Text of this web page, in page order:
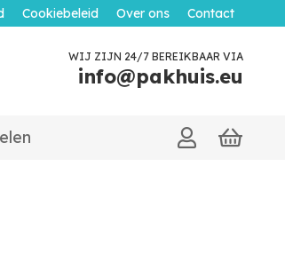
Cookiebeleid Over ons Contact
WIJ ZIJN 24/7 BEREIKBAAR VIA
info@pakhuis.eu